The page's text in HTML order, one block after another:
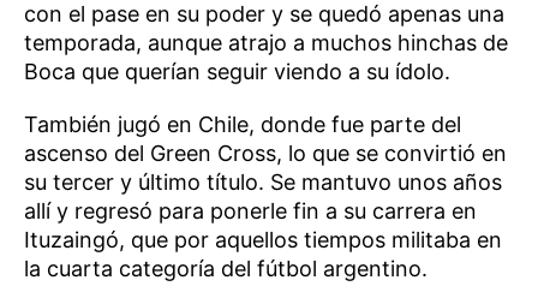
con el pase en su poder y se quedó apenas una
temporada, aunque atrajo a muchos hinchas de
Boca que querían seguir viendo a su ídolo.
También jugó en Chile, donde fue parte del
ascenso del Green Cross, lo que se convirtió en
su tercer y último título. Se mantuvo unos años
allí y regresó para ponerle fin a su carrera en
Ituzaingó, que por aquellos tiempos militaba en
la cuarta categoría del fútbol argentino.